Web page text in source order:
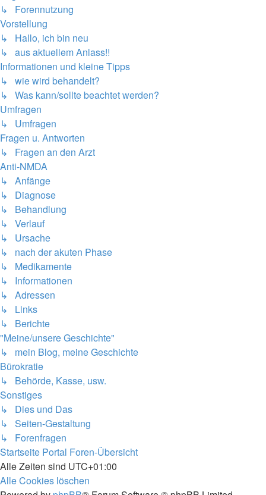
↳ Forennutzung
Vorstellung
↳ Hallo, ich bin neu
↳ aus aktuellem Anlass!!
Informationen und kleine Tipps
↳ wie wird behandelt?
↳ Was kann/sollte beachtet werden?
Umfragen
↳ Umfragen
Fragen u. Antworten
↳ Fragen an den Arzt
Anti-NMDA
↳ Anfänge
↳ Diagnose
↳ Behandlung
↳ Verlauf
↳ Ursache
↳ nach der akuten Phase
↳ Medikamente
↳ Informationen
↳ Adressen
↳ Links
↳ Berichte
"Meine/unsere Geschichte"
↳ mein Blog, meine Geschichte
Bürokratie
↳ Behörde, Kasse, usw.
Sonstiges
↳ Dies und Das
↳ Seiten-Gestaltung
↳ Forenfragen
Startseite Portal Foren-Übersicht
Alle Zeiten sind UTC+01:00
Alle Cookies löschen